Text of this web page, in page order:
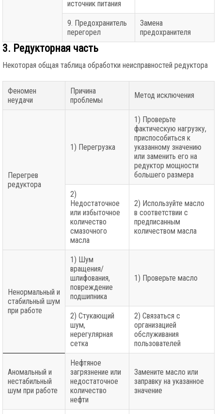
источник питания
9. Предохранитель
перегорел
Замена
предохранителя
3. Редукторная часть
Некоторая общая таблица обработки неисправностей редуктора
Феномен
неудачи
Причина
проблемы
Метод исключения
Перегрев
редуктора
1) Перегрузка
1) Проверьте
фактическую нагрузку,
приспособиться к
указанному значению
или заменить его на
редуктор мощности
большего размера
2)
Недостаточное
или избыточное
количество
смазочного
масла
2) Используйте масло
в соответствии с
предписанным
количеством масла
Ненормальный и
стабильный шум
при работе
1) Шум
вращения/
шлифования,
повреждение
подшипника
1) Проверьте масло
2) Стукающий
шум,
нерегулярная
сетка
2) Связаться с
организацией
обслуживания
пользователей
Аномальный и
нестабильный
шум при работе
Нефтяное
загрязнение или
недостаточное
количество
нефти
Замените масло или
заправку на указанное
значение